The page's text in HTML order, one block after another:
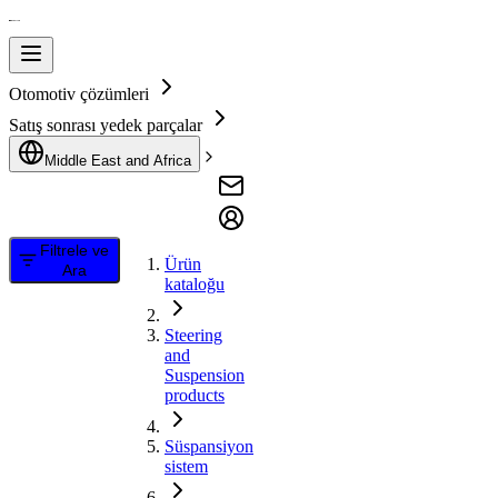
Otomotiv çözümleri
Satış sonrası yedek parçalar
Middle East and Africa
Filtrele ve
Ara
Ürün
kataloğu
Steering
and
Suspension
products
Süspansiyon
sistem